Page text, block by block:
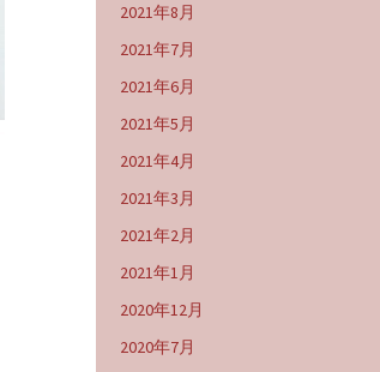
2021年8月
2021年7月
2021年6月
2021年5月
2021年4月
2021年3月
2021年2月
2021年1月
2020年12月
2020年7月